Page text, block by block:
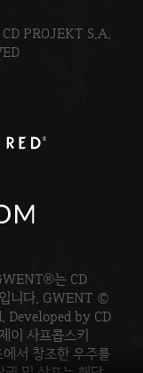
PROJEKT S.A.
는 CD
니다. GWENT ©
Developed by CD
이 사프콥스키
서 창조한 우주를